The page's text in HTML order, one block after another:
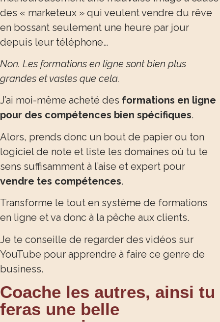
des « marketeux » qui veulent vendre du rêve
en bossant seulement une heure par jour
depuis leur téléphone…
Non. Les formations en ligne sont bien plus
grandes et vastes que cela.
J’ai moi-même acheté des formations en ligne
pour des compétences bien spécifiques.
Alors, prends donc un bout de papier ou ton
logiciel de note et liste les domaines où tu te
sens suffisamment à l’aise et expert pour
vendre tes compétences.
Transforme le tout en système de formations
en ligne et va donc à la pêche aux clients.
Je te conseille de regarder des vidéos sur
YouTube pour apprendre à faire ce genre de
business.
Coache les autres, ainsi tu
feras une belle